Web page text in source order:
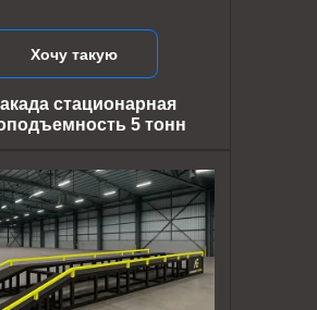
Хочу такую
стационарная
5 тонн